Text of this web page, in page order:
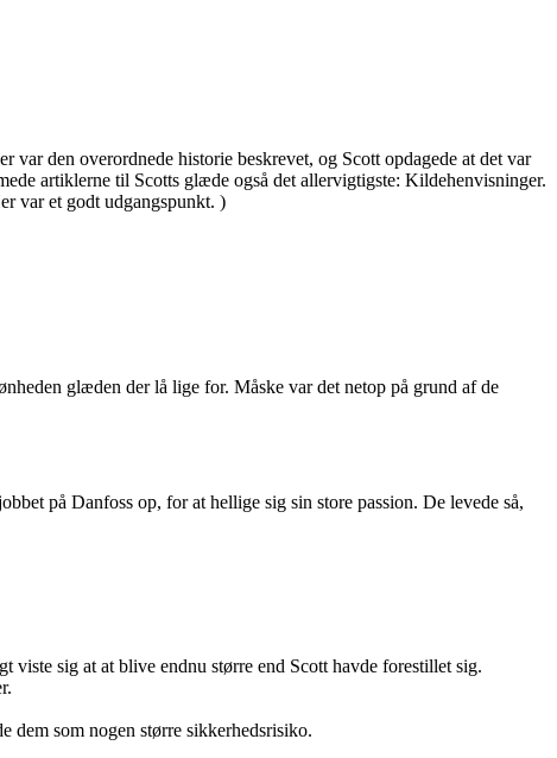
den overordnede historie beskrevet, og Scott opdagede at det var
artiklerne til Scotts glæde også det allervigtigste: Kildehenvisninger.
var et godt udgangspunkt. )
glæden der lå lige for. Måske var det netop på grund af de
på Danfoss op, for at hellige sig sin store passion. De levede så,
viste sig at at blive endnu større end Scott havde forestillet sig.
dem som nogen større sikkerhedsrisiko.